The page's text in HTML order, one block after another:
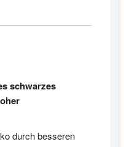
schwarzes
durch besseren